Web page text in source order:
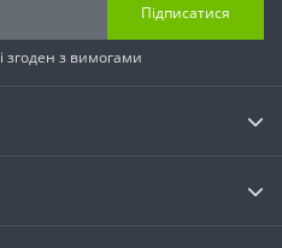
Підписатися
і згоден з вимогами